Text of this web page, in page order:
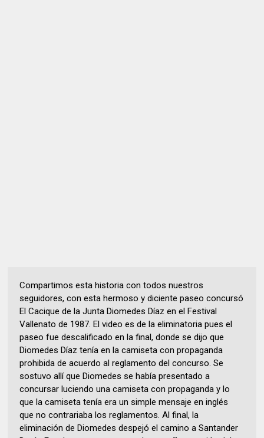
Compartimos esta historia con todos nuestros
seguidores, con esta hermoso y diciente paseo concursó
El Cacique de la Junta Diomedes Díaz en el Festival
Vallenato de 1987. El video es de la eliminatoria pues el
paseo fue descalificado en la final, donde se dijo que
Diomedes Díaz tenía en la camiseta con propaganda
prohibida de acuerdo al reglamento del concurso. Se
sostuvo allí que Diomedes se había presentado a
concursar luciendo una camiseta con propaganda y lo
que la camiseta tenía era un simple mensaje en inglés
que no contrariaba los reglamentos. Al final, la
eliminación de Diomedes despejó el camino a Santander